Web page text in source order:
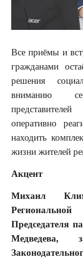
Все приёмы и
гражданами
решения
вниманию
оперативно
находить
жизни жителей
Акцент
Михаил
Председателя
Медведева,